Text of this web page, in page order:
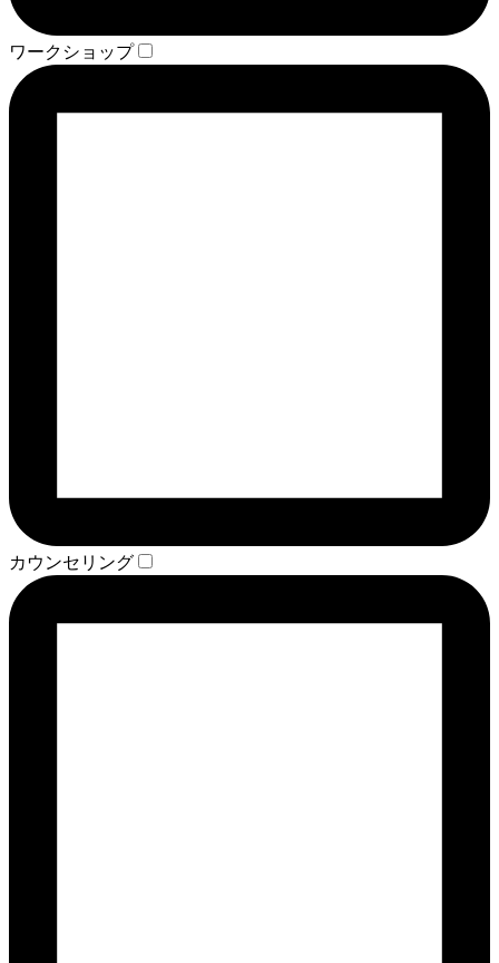
ワークショップ
カウンセリング